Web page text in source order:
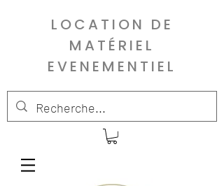
LOCATION DE
MATÉRIEL
EVENEMENTIEL